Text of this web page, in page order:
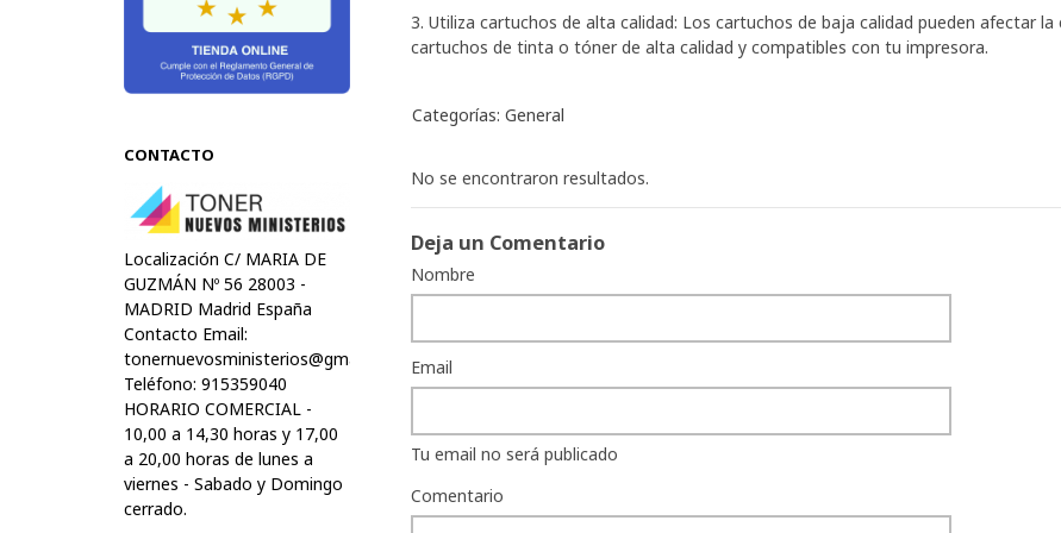
CONTACTO
Localización C/ MARIA DE
GUZMÁN Nº 56 28003 -
MADRID Madrid España
Contacto Email:
tonernuevosministerios@gmail.com
Teléfono: 915359040
HORARIO COMERCIAL -
10,00 a 14,30 horas y 17,00
a 20,00 horas de lunes a
viernes - Sabado y Domingo
cerrado.
3. Utiliza cartuchos de alta calidad: Los cartuchos de baja calidad pueden afectar
cartuchos de tinta o tóner de alta calidad y compatibles con tu impresora.
Categorías: General
No se encontraron resultados.
Deja un Comentario
Nombre
Email
Tu email no será publicado
Comentario